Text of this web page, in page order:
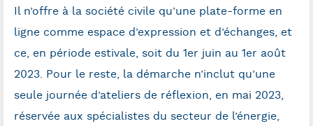
Il n’offre à la société civile qu’une plate-forme en
ligne comme espace d’expression et d’échanges, et
ce, en période estivale, soit du 1er juin au 1er août
2023. Pour le reste, la démarche n’inclut qu’une
seule journée d’ateliers de réflexion, en mai 2023,
réservée aux spécialistes du secteur de l’énergie,